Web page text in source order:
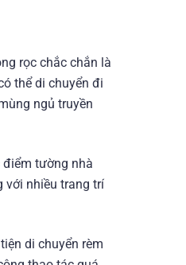
rọc chắc chắn là
thể di chuyển đi
ngủ truyền
tường nhà
với nhiều trang trí
di chuyển rèm